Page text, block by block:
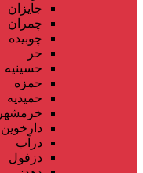
جایزان
چمران
چوبیده
حر
حسینیه
حمزه
حمیدیه
خرمشهر
دارخوین
دزآب
دزفول